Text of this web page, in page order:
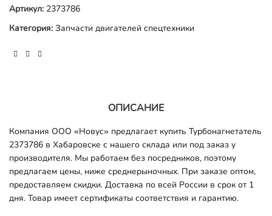
Артикул: 2373786
Категория: Запчасти двигателей спецтехники
ОПИСАНИЕ
Компания ООО «Новус» предлагает купить Турбонагнетатель
2373786 в Хабаровске с нашего склада или под заказ у
производителя. Мы работаем без посредников, поэтому
предлагаем цены, ниже среднерыночных. При заказе оптом,
предоставляем скидки. Доставка по всей России в срок от 1
дня. Товар имеет сертификаты соответствия и гарантию.